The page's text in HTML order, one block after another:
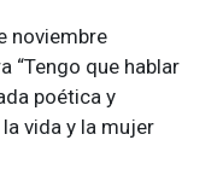
noviembre
“Tengo que hablar
poética y
vida y la mujer